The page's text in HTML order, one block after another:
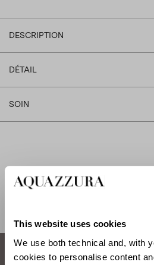
This website uses cookies
We use both technical and, with
cookies to personalise content
DESCRIPTION
DÉTAIL
SOIN
EXPÉDITION ET RETOUR